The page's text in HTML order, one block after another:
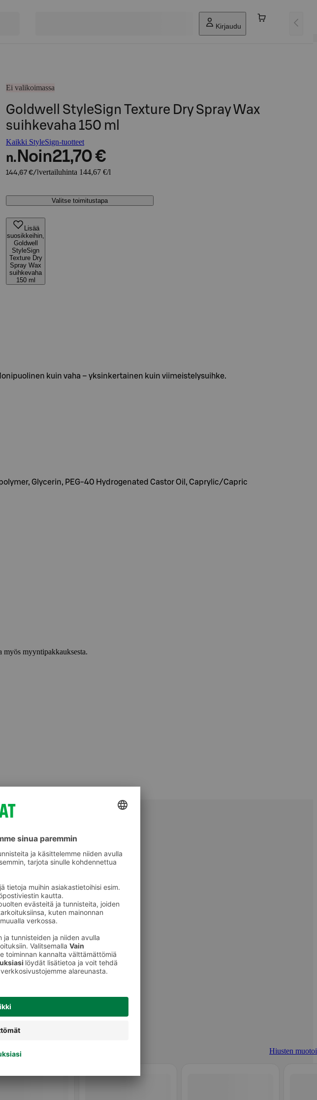
Kirjaudu
Ei valikoimassa
Goldwell StyleSign Texture Dry Spray Wax
suihkevaha 150 ml
Kaikki StyleSign-tuotteet
n. Noin21,70 €
144,67 €/l vertailuhinta 144,67 €/l
Valitse toimitustapa
Lisää
suosikkeihin,
Goldwell
StyleSign
Texture Dry
Spray Wax
suihkevaha
150 ml
kuin vaha – yksinkertainen kuin viimeistelysuihke.
Glycerin, PEG-40 Hydrogenated Castor Oil, Caprylic/Capric
myös myyntipakkauksesta.
Hiusten